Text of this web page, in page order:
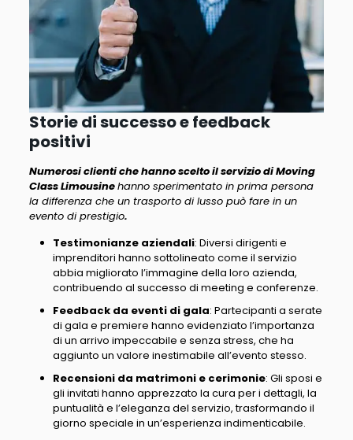
Storie di successo e feedback
positivi
Numerosi clienti che hanno scelto il servizio di Moving
Class Limousinehanno sperimentato in prima persona
la differenza che un trasporto di lusso può fare in un
evento di prestigio.
Testimonianze aziendali: Diversi dirigenti e
imprenditori hanno sottolineato come il servizio
abbia migliorato l’immagine della loro azienda,
contribuendo al successo di meeting e conferenze.
Feedback da eventi di gala: Partecipanti a serate
di gala e premiere hanno evidenziato l’importanza
di un arrivo impeccabile e senza stress, che ha
aggiunto un valore inestimabile all’evento stesso.
Recensioni da matrimoni e cerimonie: Gli sposi e
gli invitati hanno apprezzato la cura per i dettagli, la
puntualità e l’eleganza del servizio, trasformando il
giorno speciale in un’esperienza indimenticabile.